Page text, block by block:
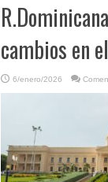
cambios en
6/enero/2026